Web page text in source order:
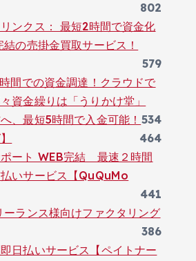
802
ンクス： 最短2時間で資金化
の売掛金買取サービス！
579
間での資金調達！クラウドで
資金繰りは「うりかけ堂」
534
、最短5時間で入金可能！
464
ート WEB完結 最速２時間
いサービス【QuQuMo
441
ランス様向けファクタリング
386
日払いサービス【ペイトナー